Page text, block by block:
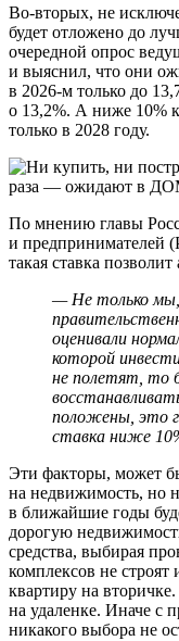
Во-вторых, не
будет отложено до
очередной опрос
и выяснил, что они
в 2026-м только до
о 13,2%. А ниже 10%
только в 2028 году.
По мнению главы
и предпринимателей
такая ставка
— Не только мы,
оценивали
которой
не полетят, то
положены, это
ставка ниже
Эти факторы, может
на недвижимость, но
в ближайшие годы
дорогую
средства, выбирая
комплексов не
квартиру на
на удаленке. Иначе с
никакого выбора не